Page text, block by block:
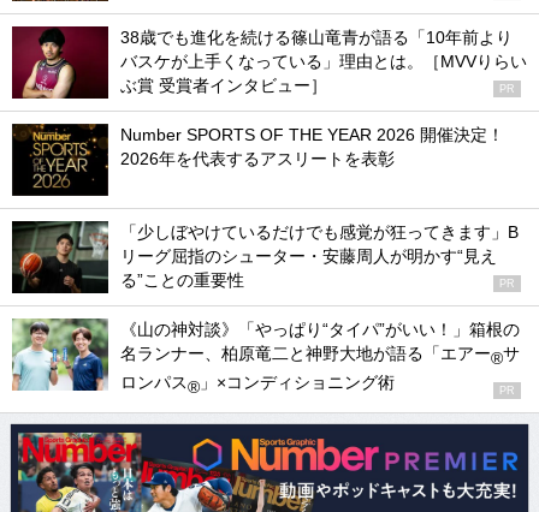
38歳でも進化を続ける篠山竜青が語る「10年前より
バスケが上手くなっている」理由とは。［MVVりらい
ぶ賞 受賞者インタビュー］
PR
Number SPORTS OF THE YEAR 2026 開催決定！
2026年を代表するアスリートを表彰
「少しぼやけているだけでも感覚が狂ってきます」B
リーグ屈指のシューター・安藤周人が明かす“見え
る”ことの重要性
PR
《山の神対談》「やっぱり“タイパ”がいい！」箱根の
名ランナー、柏原竜二と神野大地が語る「エアー®サ
ロンパス® 」×コンディショニング術 PR